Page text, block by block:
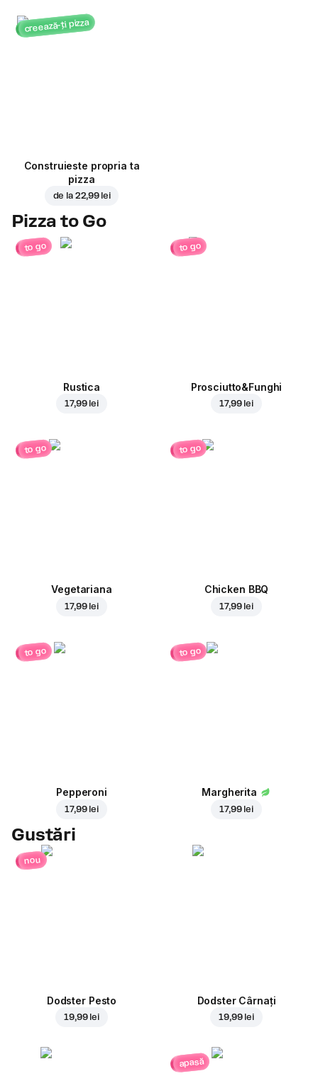
creează-ți pizza
Construieste propria ta
pizza
de la 22,99 lei
Pizza to Go
to go
Rustica
17,99 lei
to go
Prosciutto&Funghi
17,99 lei
to go
Vegetariana
17,99 lei
to go
Chicken BBQ
17,99 lei
to go
Pepperoni
17,99 lei
to go
Margherita
17,99 lei
Gustări
nou
Dodster Pesto
19,99 lei
Dodster Cârnați
19,99 lei
apasă